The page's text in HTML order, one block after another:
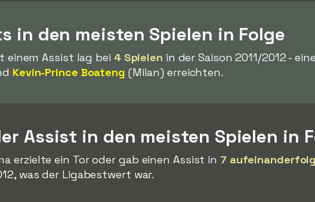
in den meisten Spielen in Folge
einem Assist lag bei 4 Spielen in der Saison 2011/2012 -
Kevin-Prince Boateng (Milan) erreichten.
Assist in den meisten Spielen in
erzielte ein Tor oder gab einen Assist in 7
was der Ligabestwert war.